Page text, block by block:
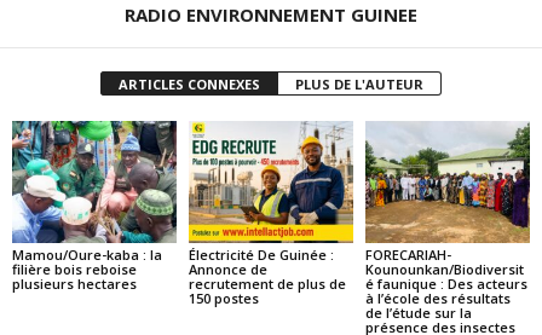
RADIO ENVIRONNEMENT GUINEE
ARTICLES CONNEXES PLUS DE L'AUTEUR
Mamou/Oure-kaba : la
filière bois reboise
plusieurs hectares
Électricité De Guinée :
Annonce de
recrutement de plus de
150 postes
FORECARIAH-
Kounounkan/Biodiversit
é faunique : Des acteurs
à l’école des résultats
de l’étude sur la
présence des insectes